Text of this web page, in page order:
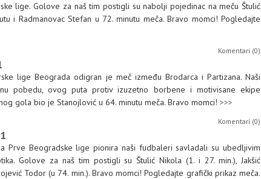
lige. Golove za naš tim postigli su nabolji pojedinac na meču Štulić
i Radmanovac Stefan u 72. minutu meča. Bravo momci! Pogledajte
Komentari (0)
lige Beograda odigran je meč između Brodarca i Partizana. Naši
pobedu, ovog puta protiv izuzetno borbene i motivisane ekipe
gola bio je Stanojlović u 64. minutu meča. Bravo momci! >>>
Komentari (0)
Prve Beogradske lige pionira naši fudbaleri savladali su ubedljivim
Golove za naš tim postigli su Štulić Nikola (1. i 27. min.), Jakšić
Todor (u 74. min.). Bravo momci! Pogledajte grafički prikaz meča.